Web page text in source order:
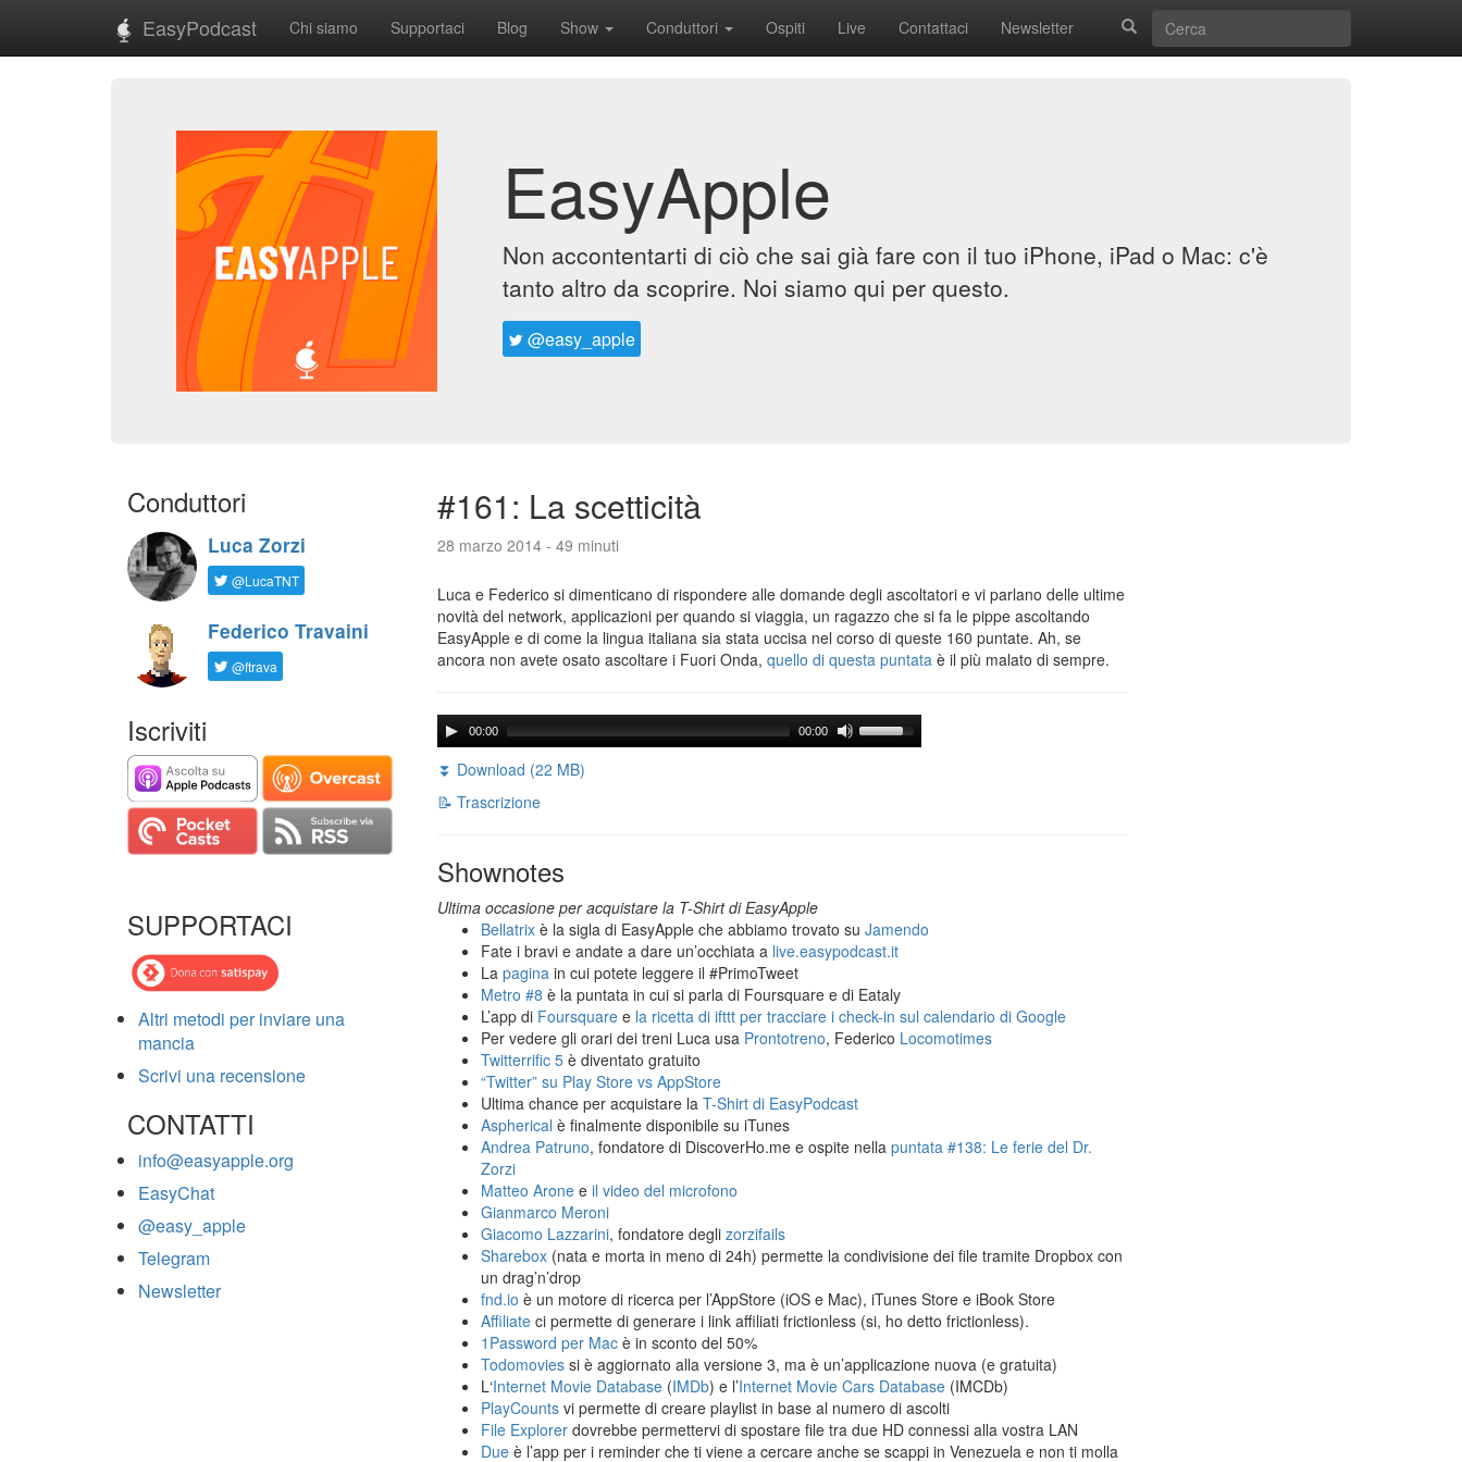
EasyPodcast Chi siamo Supportaci Blog Show Conduttori Ospiti Live Contattaci Newsletter
EasyApple
Non accontentarti di ciò che sai già fare con il tuo iPhone, iPad o Mac: c'è
tanto altro da scoprire. Noi siamo qui per questo.
@easy_apple
Conduttori
Luca Zorzi
@LucaTNT
Federico Travaini
@ftrava
Iscriviti
SUPPORTACI
Altri metodi per inviare una
mancia
Scrivi una recensione
CONTATTI
info@easyapple.org
EasyChat
@easy_apple
Telegram
Newsletter
#161: La scetticità
28 marzo 2014 - 49 minuti
Luca e Federico si dimenticano di rispondere alle domande degli ascoltatori e vi parlano delle ultime
novità del network, applicazioni per quando si viaggia, un ragazzo che si fa le pippe ascoltando
EasyApple e di come la lingua italiana sia stata uccisa nel corso di queste 160 puntate. Ah, se
ancora non avete osato ascoltare i Fuori Onda, quello di questa puntata è il più malato di sempre.
00:00 00:00
⏬ Download (22 MB)
📝 Trascrizione
Shownotes
Ultima occasione per acquistare la T-Shirt di EasyApple
Bellatrix è la sigla di EasyApple che abbiamo trovato su Jamendo
Fate i bravi e andate a dare un’occhiata a live.easypodcast.it
La pagina in cui potete leggere il #PrimoTweet
Metro #8 è la puntata in cui si parla di Foursquare e di Eataly
L’app di Foursquare e la ricetta di ifttt per tracciare i check-in sul calendario di Google
Per vedere gli orari dei treni Luca usa Prontotreno, Federico Locomotimes
Twitterrific 5 è diventato gratuito
“Twitter” su Play Store vs AppStore
Ultima chance per acquistare la T-Shirt di EasyPodcast
Aspherical è finalmente disponibile su iTunes
Andrea Patruno, fondatore di DiscoverHo.me e ospite nella puntata #138: Le ferie del Dr.
Zorzi
Matteo Arone e il video del microfono
Gianmarco Meroni
Giacomo Lazzarini, fondatore degli zorzifails
Sharebox (nata e morta in meno di 24h) permette la condivisione dei file tramite Dropbox con
un drag’n’drop
fnd.io è un motore di ricerca per l’AppStore (iOS e Mac), iTunes Store e iBook Store
Affiliate ci permette di generare i link affiliati frictionless (si, ho detto frictionless).
1Password per Mac è in sconto del 50%
Todomovies si è aggiornato alla versione 3, ma è un’applicazione nuova (e gratuita)
L‘Internet Movie Database (IMDb) e l’Internet Movie Cars Database (IMCDb)
PlayCounts vi permette di creare playlist in base al numero di ascolti
File Explorer dovrebbe permettervi di spostare file tra due HD connessi alla vostra LAN
Due è l’app per i reminder che ti viene a cercare anche se scappi in Venezuela e non ti molla